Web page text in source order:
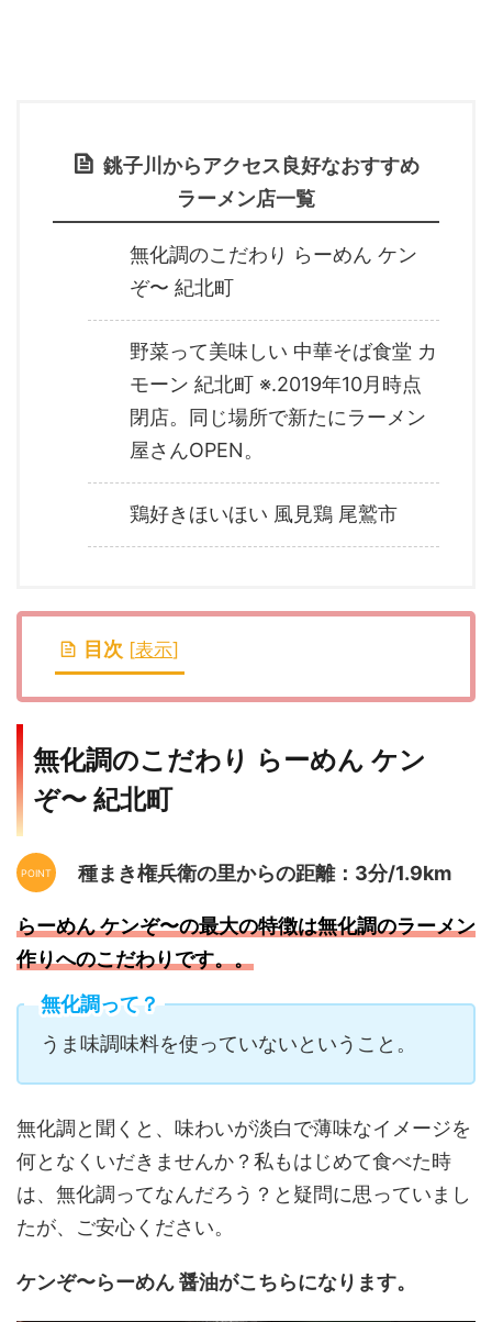
銚子川からアクセス良好なおすすめ
ラーメン店一覧
無化調のこだわり らーめん ケン
ぞ〜 紀北町
野菜って美味しい 中華そば食堂 カ
モーン 紀北町 ※.2019年10月時点
閉店。同じ場所で新たにラーメン
屋さんOPEN。
鶏好きほいほい 風見鶏 尾鷲市
目次 [表示]
無化調のこだわり らーめん ケン
ぞ〜 紀北町
種まき権兵衛の里からの距離：3分/1.9km
らーめん ケンぞ〜の最大の特徴は無化調のラーメン
作りへのこだわりです。。
無化調って？
うま味調味料を使っていないということ。
無化調と聞くと、味わいが淡白で薄味なイメージを
何となくいだきませんか？私もはじめて食べた時
は、無化調ってなんだろう？と疑問に思っていまし
たが、ご安心ください。
ケンぞ〜らーめん 醤油がこちらになります。